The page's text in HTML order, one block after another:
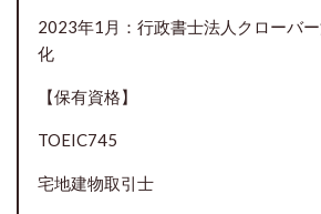
2023年1月：行政書士法人クローバ
化
【保有資格】
TOEIC745
宅地建物取引士